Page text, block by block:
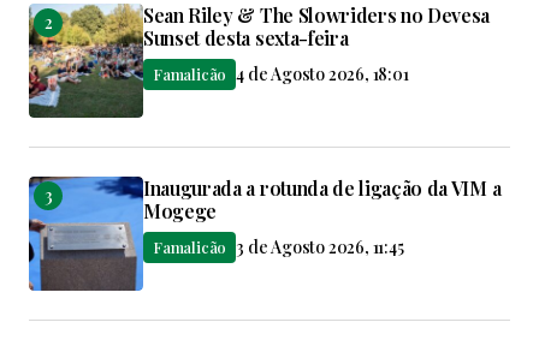
Sean Riley & The Slowriders no Devesa
Sunset desta sexta-feira
Famalicão 4 de Agosto 2026, 18:01
Inaugurada a rotunda de ligação da VIM a
Mogege
Famalicão 3 de Agosto 2026, 11:45